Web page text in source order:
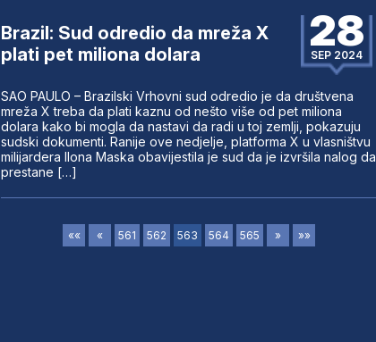
Brazil: Sud odredio da mreža X
plati pet miliona dolara
28
SEP 2024
SAO PAULO – Brazilski Vrhovni sud odredio je da društvena
mreža X treba da plati kaznu od nešto više od pet miliona
dolara kako bi mogla da nastavi da radi u toj zemlji, pokazuju
sudski dokumenti. Ranije ove nedjelje, platforma X u vlasništvu
milijardera Ilona Maska obavijestila je sud da je izvršila nalog da
prestane […]
«« « 561 562 563 564 565 » »»